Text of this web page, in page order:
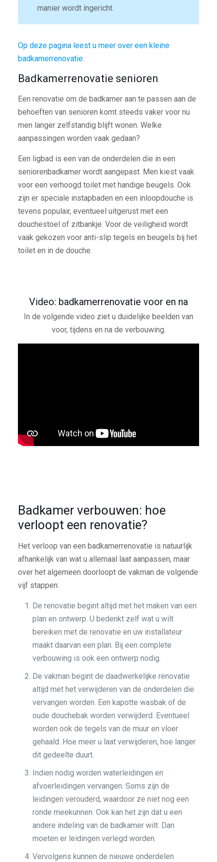
manier wordt ingericht.
Op deze pagina leest u meer over een kleine
badkamerrenovatie.
Badkamerrenovatie senioren
Een renovatie om de badkamer aan te passen aan de
behoeften van senioren komt steeds vaker voor nu
men langer zelfstandig blijft wonen. Welke
aanpassingen worden vaak gedaan?
Een ligbad is een van de onderdelen die in een
seniorenbadkamer wordt aangepast. Men kiest vaak
voor een verhoogd toilet met handige beugels. Ook
zijn er speciale instapbaden en een inloopdouche is
tevens populair, eventueel uitgerust met een
douchestoel of zitbankje. Voor de veiligheid wordt
vaak gekozen voor anti-slip tegels en beugels bij het
toilet en in de douche.
Video: badkamerrenovatie voor en na
In de volgende video ziet u duidelijke beelden van
voor, tijdens en na de verbouwing.
Badkamer verbouwen: hoe
verloopt een renovatie?
Het verloop van een badkamerrenovatie is natuurlijk
afhankelijk van wat u allemaal laat aanpassen, maar
over het algemeen doorloopt de vakman de volgende
vijf stappen:
De renovatie begint altijd met het maken van een
plan en ontwerp. U bedenkt zelf wat u wilt
bereiken met de renovatie en uw installateur
maakt daarvan een plan. Bij een complete
verbouwing is ook een ontwerp nodig.
De vakman begint de daadwerkelijke renovatie
altijd met het verwijderen van de onderdelen die
vervangen worden. Een kapotte wasbak of de
oude douchebak worden verwijderd. Eventueel
worden ook de tegels van de muur en vloer
gehaald. Hoe meer u laat verwijderen, hoe langer
dit gedeelte duurt.
Indien nodig worden waterleidingen en
afvoerleidingen vervangen. Soms zijn de
leidingen verouderd, waardoor ze niet nog een
ronde meekunnen. Ook kan het zijn dat u een
andere indeling van de badkamer wilt. Dan
moeten er leidingen verlegd worden.
Vervolgens kunnen de nieuwe onderdelen